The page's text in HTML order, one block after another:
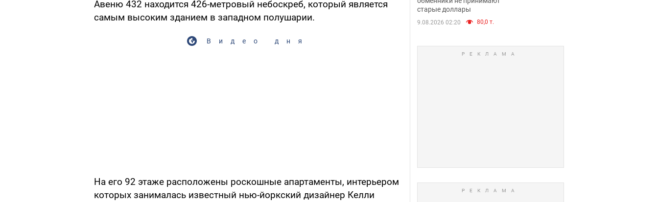
Авеню 432 находится 426-метровый небоскреб, который является
самым высоким зданием в западном полушарии.
Видео дня
На его 92 этаже расположены роскошные апартаменты, интерьером
которых занималась известный нью-йоркский дизайнер Келли
такие купюры
старые доллары
9.08.2026 02:20 80,0 т.